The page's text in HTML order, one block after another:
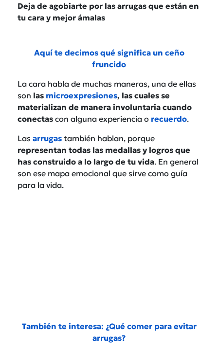
Deja de agobiarte por las arrugas que están en
tu cara y mejor ámalas
Aquí te decimos qué significa un ceño
fruncido
La cara habla de muchas maneras, una de ellas
son las microexpresiones, las cuales se
materializan de manera involuntaria cuando
conectas con alguna experiencia o recuerdo.
Las arrugas también hablan, porque
representan todas las medallas y logros que
has construido a lo largo de tu vida. En general
son ese mapa emocional que sirve como guía
para la vida.
También te interesa: ¿Qué comer para evitar
arrugas?